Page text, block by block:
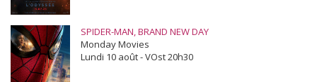
SPIDER-MAN, BRAND NEW DAY
Monday Movies
Lundi 10 août - VOst 20h30